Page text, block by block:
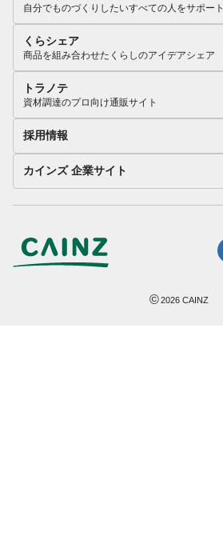
自分でものづくりしたいすべての人をサポート
くらシェア
商品を組み合わせたくらしのアイデアシェア
トラノテ
資材調達のプロ向け通販サイト
採用情報
カインズ 企業サイト
©2026 CAINZ